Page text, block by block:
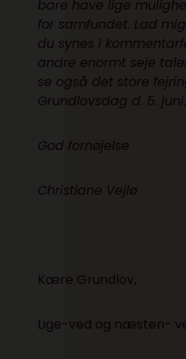
bare have lige
for samfundet. Lad
du synes i
andre enormt seje
se også det store
Grundlovsdag d. 5. juni.
God fornøjelse
Christiane Vejlø
Kære Grundlov,
Lige-ved og næsten-